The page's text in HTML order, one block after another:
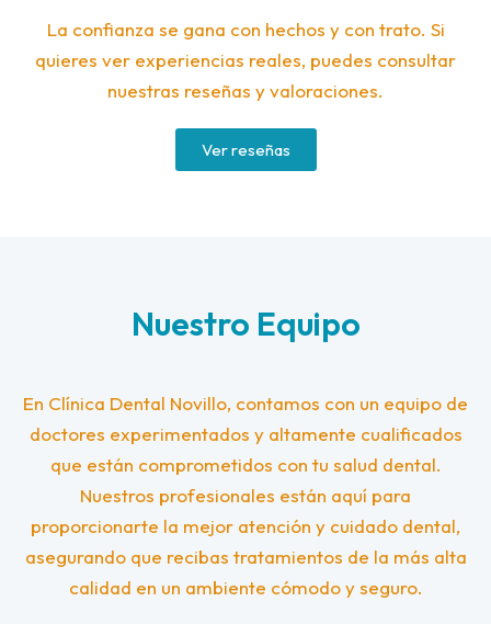
La confianza se gana con hechos y con trato. Si
quieres ver experiencias reales, puedes consultar
nuestras reseñas y valoraciones.
Ver reseñas
Nuestro Equipo
En Clínica Dental Novillo, contamos con un equipo de
doctores experimentados y altamente cualificados
que están comprometidos con tu salud dental.
Nuestros profesionales están aquí para
proporcionarte la mejor atención y cuidado dental,
asegurando que recibas tratamientos de la más alta
calidad en un ambiente cómodo y seguro.